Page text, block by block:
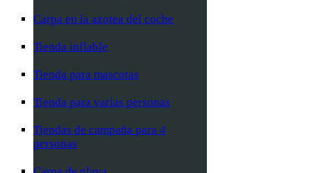
Carpa en la azotea del coche
Tienda inflable
Tienda para mascotas
Tienda para varias personas
Tiendas de campaña para 4
personas